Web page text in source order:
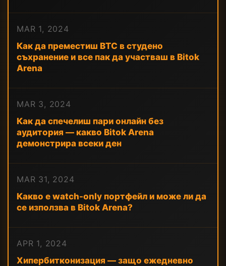
MAR 1, 2024
Как да преместиш BTC в студено
съхранение и все пак да участваш в Bitok
Arena
MAR 3, 2024
Как да спечелиш пари онлайн без
аудитория — какво Bitok Arena
демонстрира всеки ден
MAR 31, 2024
Какво е watch-only портфейл и може ли да
се използва в Bitok Arena?
APR 1, 2024
Хипербитконизация — защо ежедневно